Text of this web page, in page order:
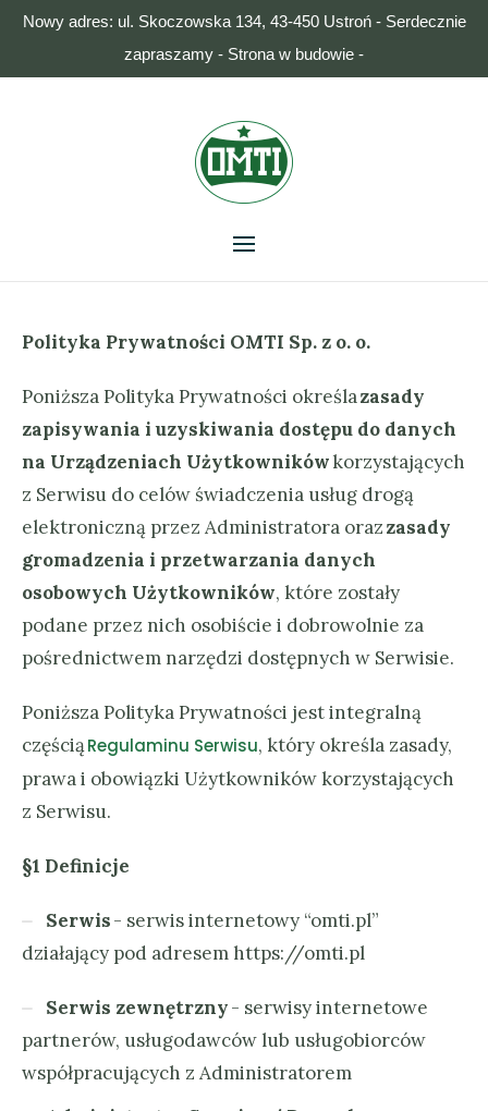
Nowy adres: ul. Skoczowska 134, 43-450 Ustroń - Serdecznie
zapraszamy - Strona w budowie -
Polityka Prywatności OMTI Sp. z o. o.
Poniższa Polityka Prywatności określazasady
zapisywania i uzyskiwania dostępu do danych
na Urządzeniach Użytkownikówkorzystających
z Serwisu do celów świadczenia usług drogą
elektroniczną przez Administratora orazzasady
gromadzenia i przetwarzania danych
osobowych Użytkowników, które zostały
podane przez nich osobiście i dobrowolnie za
pośrednictwem narzędzi dostępnych w Serwisie.
Poniższa Polityka Prywatności jest integralną
częściąRegulaminu Serwisu, który określa zasady,
prawa i obowiązki Użytkowników korzystających
z Serwisu.
§1 Definicje
Serwis- serwis internetowy “omti.pl”
działający pod adresem https://omti.pl
Serwis zewnętrzny- serwisy internetowe
partnerów, usługodawców lub usługobiorców
współpracujących z Administratorem